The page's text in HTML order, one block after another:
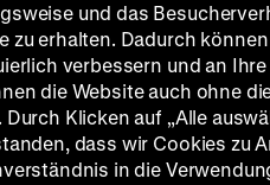
und das
zu erhalten. Dadurch
verbessern und an
die Website auch ohne
Durch Klicken auf „Alle
dass wir Cookies zu
in die